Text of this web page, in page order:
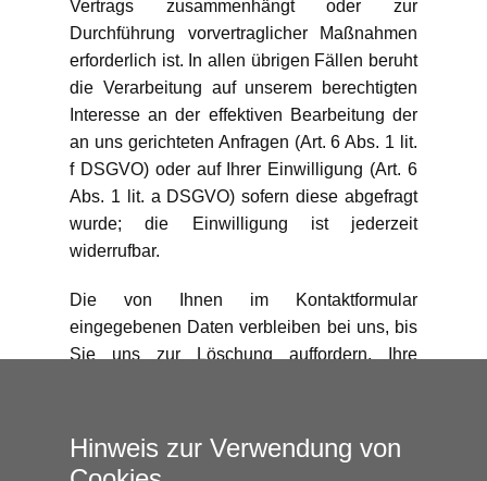
Vertrags zusammenhängt oder zur
Durchführung vorvertraglicher Maßnahmen
erforderlich ist. In allen übrigen Fällen beruht
die Verarbeitung auf unserem berechtigten
Interesse an der effektiven Bearbeitung der
an uns gerichteten Anfragen (Art. 6 Abs. 1 lit.
f DSGVO) oder auf Ihrer Einwilligung (Art. 6
Abs. 1 lit. a DSGVO) sofern diese abgefragt
wurde; die Einwilligung ist jederzeit
widerrufbar.
Die von Ihnen im Kontaktformular
eingegebenen Daten verbleiben bei uns, bis
Sie uns zur Löschung auffordern, Ihre
entfällt (z. B. nach abgeschlossener
Bearbeitung Ihrer Anfrage). Zwingende
Hinweis zur Verwendung von